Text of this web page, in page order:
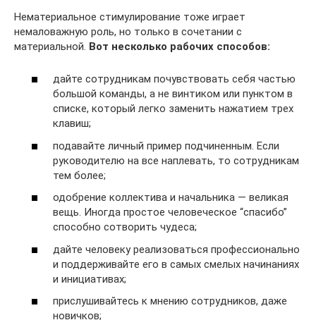
Нематериальное стимулирование тоже играет
немаловажную роль, но только в сочетании с
материальной. Вот несколько рабочих способов:
дайте сотрудникам почувствовать себя частью
большой команды, а не винтиком или пунктом в
списке, который легко заменить нажатием трех
клавиш;
подавайте личный пример подчиненным. Если
руководителю на все наплевать, то сотрудникам
тем более;
одобрение коллектива и начальника — великая
вещь. Иногда простое человеческое “спасибо”
способно сотворить чудеса;
дайте человеку реализоваться профессионально
и поддерживайте его в самых смелых начинаниях
и инициативах;
прислушивайтесь к мнению сотрудников, даже
новичков;